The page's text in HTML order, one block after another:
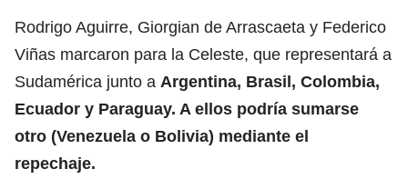
Rodrigo Aguirre, Giorgian de Arrascaeta y Federico
Viñas marcaron para la Celeste, que representará a
Sudamérica junto a Argentina, Brasil, Colombia,
Ecuador y Paraguay. A ellos podría sumarse
otro (Venezuela o Bolivia) mediante el
repechaje.